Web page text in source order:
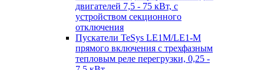
двигателей 7,5 - 75 кВт, с
устройством секционного
отключения
Пускатели TeSys LE1M/LE1-M
прямого включения с трехфазным
тепловым реле перегрузки, 0,25 -